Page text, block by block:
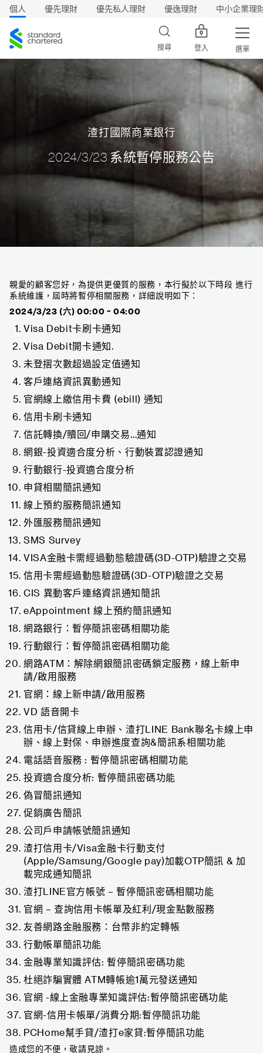
個人 優先理財 優先私人理財 優逸理財 中小企業理
渣
打
搜尋 登入 選單
渣打國際商業銀行
2024/3/23 系統暫停服務公告
親愛的顧客您好，為提供更優質的服務，本行擬於以下時段 進行
系統維護，屆時將暫停相關服務，詳細說明如下：
2024/3/23 (六) 00:00 ~ 04:00
Visa Debit卡刷卡通知
Visa Debit開卡通知.
未登摺次數超過設定值通知
客戶連絡資訊異動通知
官網線上繳信用卡費 (ebill) 通知
信用卡刷卡通知
信託轉換/贖回/申購交易…通知
網銀-投資適合度分析、行動裝置認證通知
行動銀行-投資適合度分析
申貸相關簡訊通知
線上預約服務簡訊通知
外匯服務簡訊通知
SMS Survey
VISA金融卡需經過動態驗證碼(3D-OTP)驗證之交易
信用卡需經過動態驗證碼(3D-OTP)驗證之交易
CIS 異動客戶連絡資訊通知簡訊
eAppointment 線上預約簡訊通知
網路銀行：暫停簡訊密碼相關功能
行動銀行：暫停簡訊密碼相關功能
網路ATM：解除網銀簡訊密碼鎖定服務，線上新申
請/啟用服務
官網：線上新申請/啟用服務
VD 語音開卡
信用卡/信貸線上申辦、渣打LINE Bank聯名卡線上申
辦、線上對保、申辦進度查詢&簡訊系相關功能
電話語音服務 : 暫停簡訊密碼相關功能
投資適合度分析: 暫停簡訊密碼功能
偽冒簡訊通知
促銷廣告簡訊
公司戶申請帳號簡訊通知
渣打信用卡/Visa金融卡行動支付
(Apple/Samsung/Google pay)加載OTP簡訊 & 加
載完成通知簡訊
渣打LINE官方帳號 – 暫停簡訊密碼相關功能
官網 – 查詢信用卡帳單及紅利/現金點數服務
友善網路金融服務：台幣非約定轉帳
行動帳單簡訊功能
金融專業知識評估: 暫停簡訊密碼功能
杜絕詐騙實體 ATM轉帳逾1萬元發送通知
官網 -線上金融專業知識評估:暫停簡訊密碼功能
官網-信用卡帳單/消費分期:暫停簡訊功能
PCHome幫手貸/渣打e家貸:暫停簡訊功能
造成您的不便，敬請見諒。